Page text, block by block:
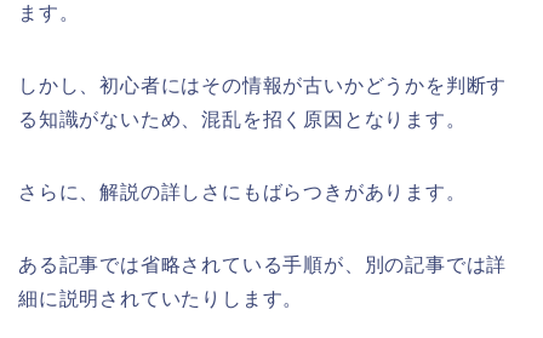
ます。
しかし、初心者にはその情報が古いかどうかを判断す
る知識がないため、混乱を招く原因となります。
さらに、解説の詳しさにもばらつきがあります。
ある記事では省略されている手順が、別の記事では詳
細に説明されていたりします。